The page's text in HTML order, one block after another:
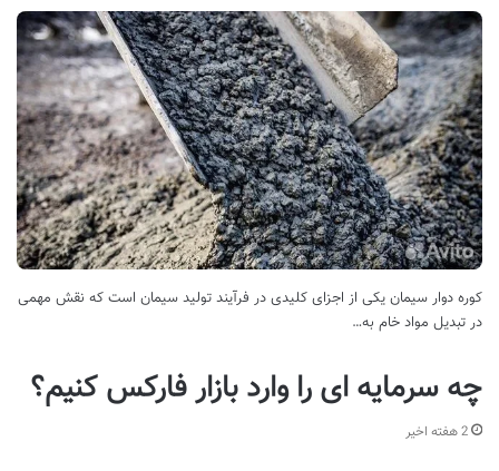
کوره دوار سیمان یکی از اجزای کلیدی در فرآیند تولید سیمان است که نقش مهمی
در تبدیل مواد خام به…
چه سرمایه ای را وارد بازار فارکس کنیم؟
2 هفته اخیر